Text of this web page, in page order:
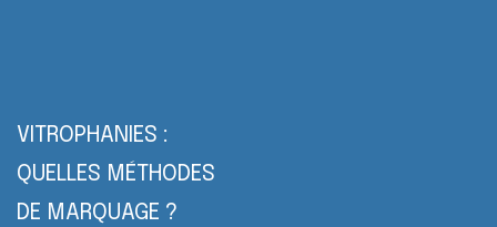
VITROPHANIES :
QUELLES MÉTHODES
DE MARQUAGE ?